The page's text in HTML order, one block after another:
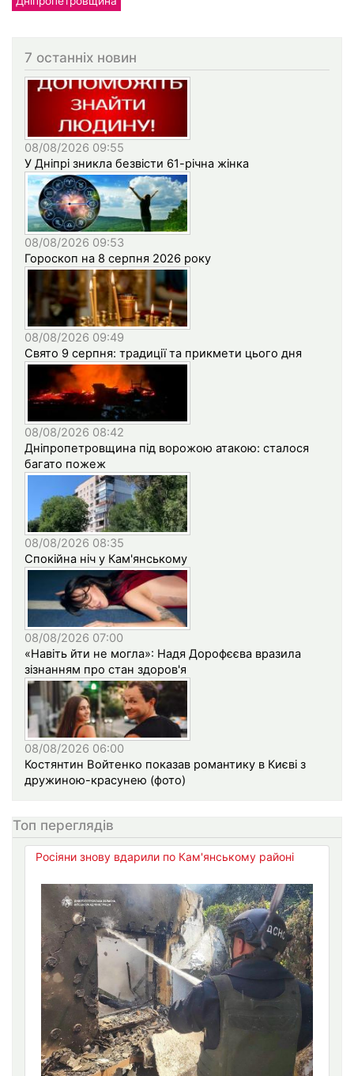
7 останніх новин
08/08/2026 09:55
У Дніпрі зникла безвісти 61-річна жінка
08/08/2026 09:53
Гороскоп на 8 серпня 2026 року
08/08/2026 09:49
Свято 9 серпня: традиції та прикмети цього дня
08/08/2026 08:42
Дніпропетровщина під ворожою атакою: сталося
багато пожеж
08/08/2026 08:35
Спокійна ніч у Кам'янському
08/08/2026 07:00
«Навіть йти не могла»: Надя Дорофєєва вразила
зізнанням про стан здоров'я
08/08/2026 06:00
Костянтин Войтенко показав романтику в Києві з
дружиною-красунею (фото)
Топ переглядів
Росіяни знову вдарили по Кам'янському районі